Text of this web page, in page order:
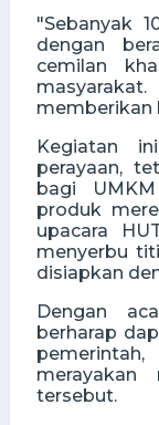
"Sebanyak
dengan
cemilan
memberikan
Kegiatan
perayaan,
bagi
produk
upacara
menyerbu
disiapkan
Dengan
berharap
pemerintah,
tersebut.